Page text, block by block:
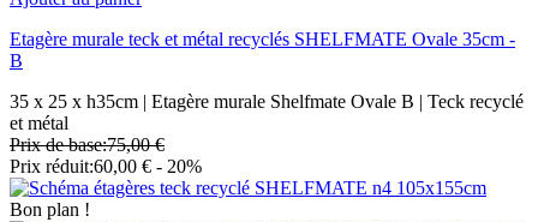
Etagère murale teck et métal recyclés SHELFMATE Ovale 35cm -
B
35 x 25 x h35cm | Etagère murale Shelfmate Ovale B | Teck recyclé
et métal
Prix de base:75,00 €
Prix réduit:60,00 € - 20%
Bon plan !